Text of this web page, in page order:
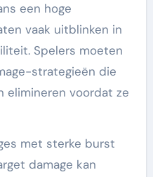
een hoge
vaak uitblinken in
Spelers moeten
strategieën die
elimineren voordat ze
met sterke burst
damage kan